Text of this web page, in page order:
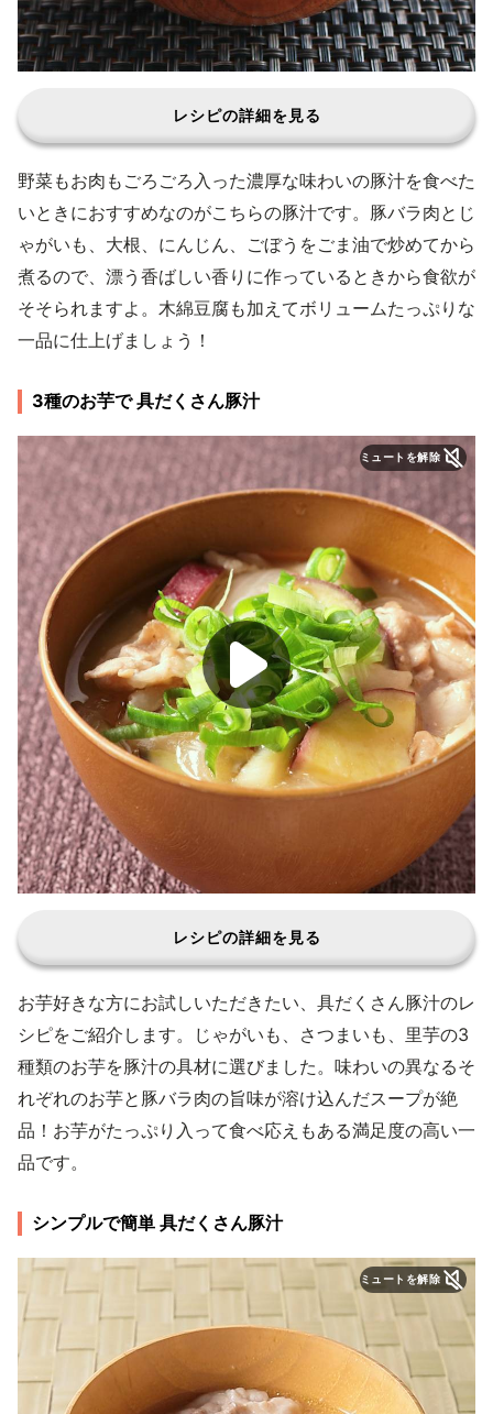
レシピの詳細を見る
野菜もお肉もごろごろ入った濃厚な味わいの豚汁を食べた
いときにおすすめなのがこちらの豚汁です。豚バラ肉とじ
ゃがいも、大根、にんじん、ごぼうをごま油で炒めてから
煮るので、漂う香ばしい香りに作っているときから食欲が
そそられますよ。木綿豆腐も加えてボリュームたっぷりな
一品に仕上げましょう！
3種のお芋で 具だくさん豚汁
ミュートを解除
レシピの詳細を見る
お芋好きな方にお試しいただきたい、具だくさん豚汁のレ
シピをご紹介します。じゃがいも、さつまいも、里芋の3
種類のお芋を豚汁の具材に選びました。味わいの異なるそ
れぞれのお芋と豚バラ肉の旨味が溶け込んだスープが絶
品！お芋がたっぷり入って食べ応えもある満足度の高い一
品です。
シンプルで簡単 具だくさん豚汁
ミュートを解除